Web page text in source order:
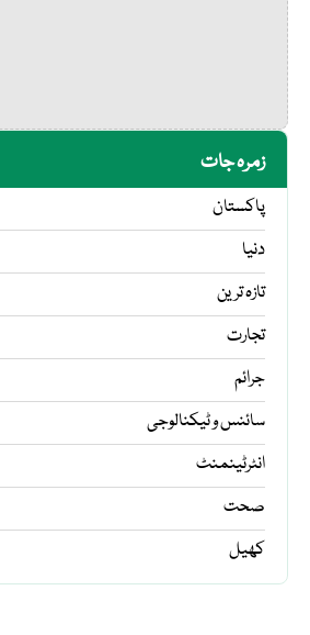
زمرہ جات
پاکستان
دنیا
تازہ ترین
تجارت
جرائم
سائنس و ٹیکنالوجی
انٹرٹینمنٹ
صحت
کھیل